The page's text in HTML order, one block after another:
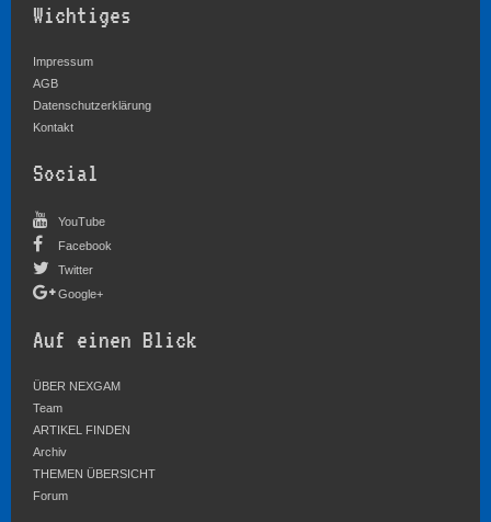
Wichtiges
Impressum
AGB
Datenschutzerklärung
Kontakt
Social
YouTube
Facebook
Twitter
Google+
Auf einen Blick
ÜBER NEXGAM
Team
ARTIKEL FINDEN
Archiv
THEMEN ÜBERSICHT
Forum